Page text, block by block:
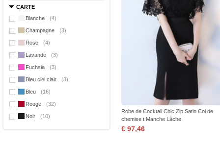
CARTE
Blanche
(4)
Champagne (3)
Rose (4)
Lavande (3)
Fuchsia (3)
Bleu ciel clair (3)
Bleu (16)
Rouge (32)
Noir (10)
Robe de Cocktail Chic Zip Satin Col de
chemise t Manche Lâche
€ 97,46